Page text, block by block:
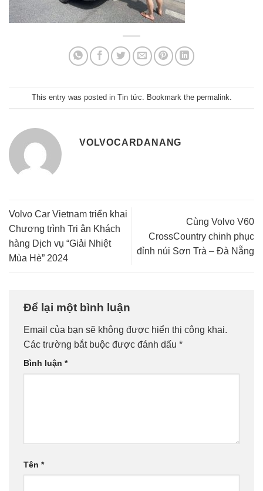
This entry was posted in Tin tức. Bookmark the permalink.
VOLVOCARDANANG
Volvo Car Vietnam triển khai
Chương trình Tri ân Khách
hàng Dịch vụ “Giải Nhiệt
Mùa Hè” 2024
Cùng Volvo V60
CrossCountry chinh phục
đỉnh núi Sơn Trà – Đà Nẵng
Để lại một bình luận
Email của bạn sẽ không được hiển thị công khai.
Các trường bắt buộc được đánh dấu *
Bình luận *
Tên *